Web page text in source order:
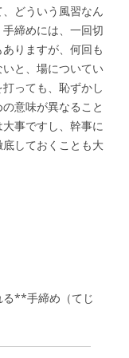
どういう風習なん
締めには、一回切
りますが、何回も
と、場についてい
っても、恥ずかし
意味が異なること
事ですし、幹事に
しておくことも大
る**手締め（てじ